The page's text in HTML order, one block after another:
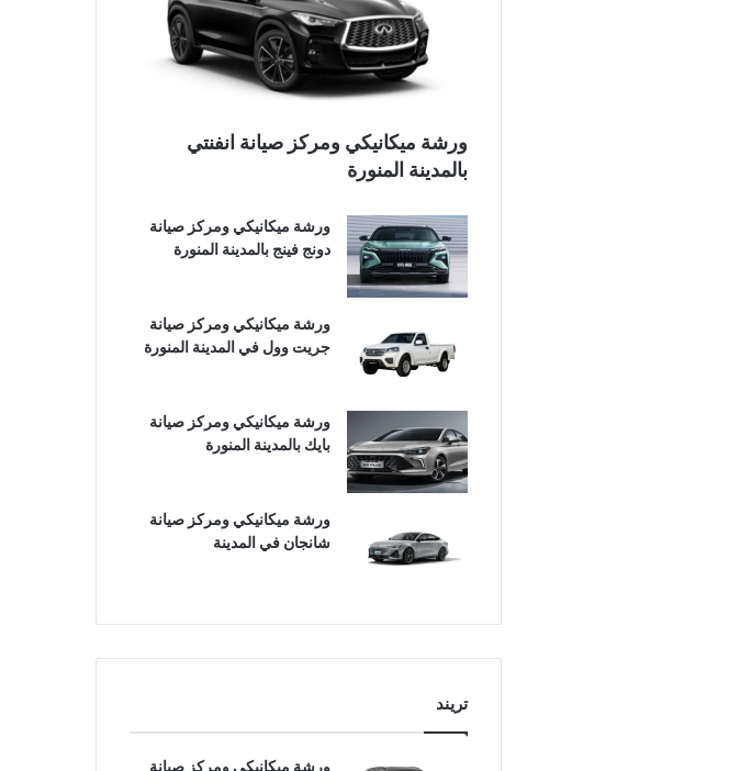
ورشة ميكانيكي ومركز صيانة انفنتي
بالمدينة المنورة
ورشة ميكانيكي ومركز صيانة
دونج فينج بالمدينة المنورة
ورشة ميكانيكي ومركز صيانة
جريت وول في المدينة المنورة
ورشة ميكانيكي ومركز صيانة
بايك بالمدينة المنورة
ورشة ميكانيكي ومركز صيانة
شانجان في المدينة
تريند
ورشة ميكانيكي ومركز صيانة